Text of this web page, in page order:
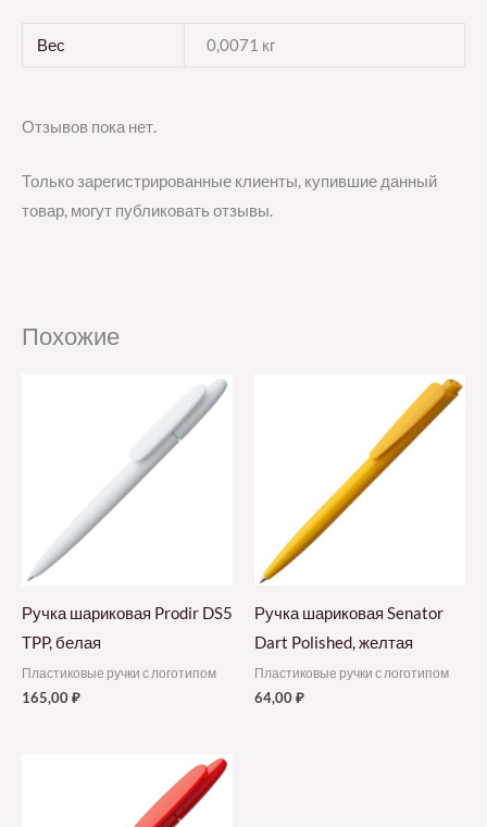
Вес 0,0071 кг
Отзывов пока нет.
Только зарегистрированные клиенты, купившие данный
товар, могут публиковать отзывы.
Похожие
Ручка шариковая Prodir DS5
TPP, белая
Пластиковые ручки с логотипом
165,00₽
Ручка шариковая Senator
Dart Polished, желтая
Пластиковые ручки с логотипом
64,00₽